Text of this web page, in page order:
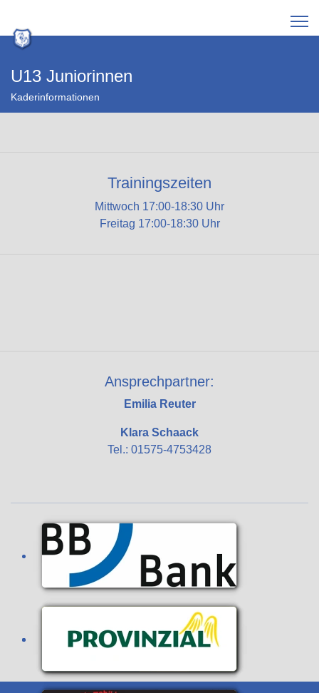
U13 Juniorinnen
Kaderinformationen
Trainingszeiten
Mittwoch 17:00-18:30 Uhr
Freitag 17:00-18:30 Uhr
Ansprechpartner:
Emilia Reuter
Klara Schaack
Tel.: 01575-4753428